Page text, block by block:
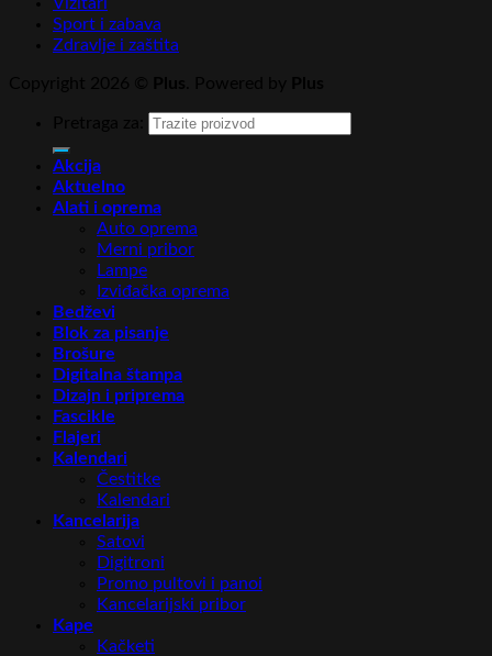
Sport i zabava
Zdravlje i zaštita
Akcija
Aktuelno
Alati i oprema
Auto oprema
Merni pribor
Lampe
Izviđačka oprema
Bedževi
Blok za pisanje
Brošure
Digitalna štampa
Dizajn i priprema
Fascikle
Flajeri
Kalendari
Čestitke
Kalendari
Kancelarija
Satovi
Digitroni
Promo pultovi i panoi
Kancelarijski pribor
Kape
Kačketi